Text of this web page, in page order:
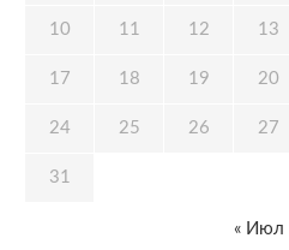
10 11 12 13
17 18 19 20
24 25 26 27
31
« Июл